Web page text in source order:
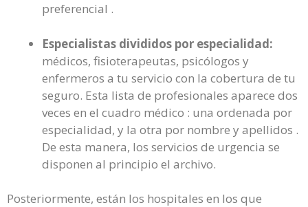
preferencial .
Especialistas divididos por especialidad:
médicos, fisioterapeutas, psicólogos y
enfermeros a tu servicio con la cobertura de tu
seguro. Esta lista de profesionales aparece dos
veces en el cuadro médico : una ordenada por
especialidad, y la otra por nombre y apellidos .
De esta manera, los servicios de urgencia se
disponen al principio el archivo.
Posteriormente, están los hospitales en los que